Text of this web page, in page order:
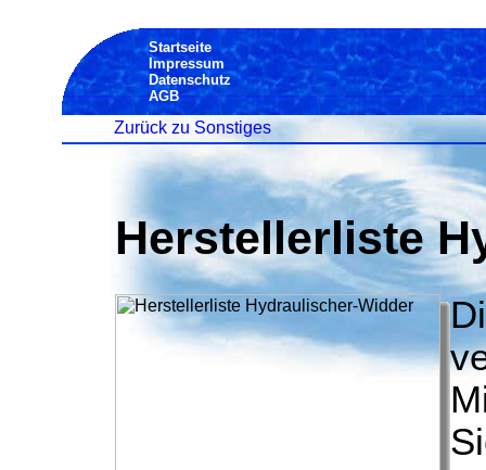
Startseite
Impressum
Datenschutz
AGB
Zurück zu Sonstiges
Herstellerliste